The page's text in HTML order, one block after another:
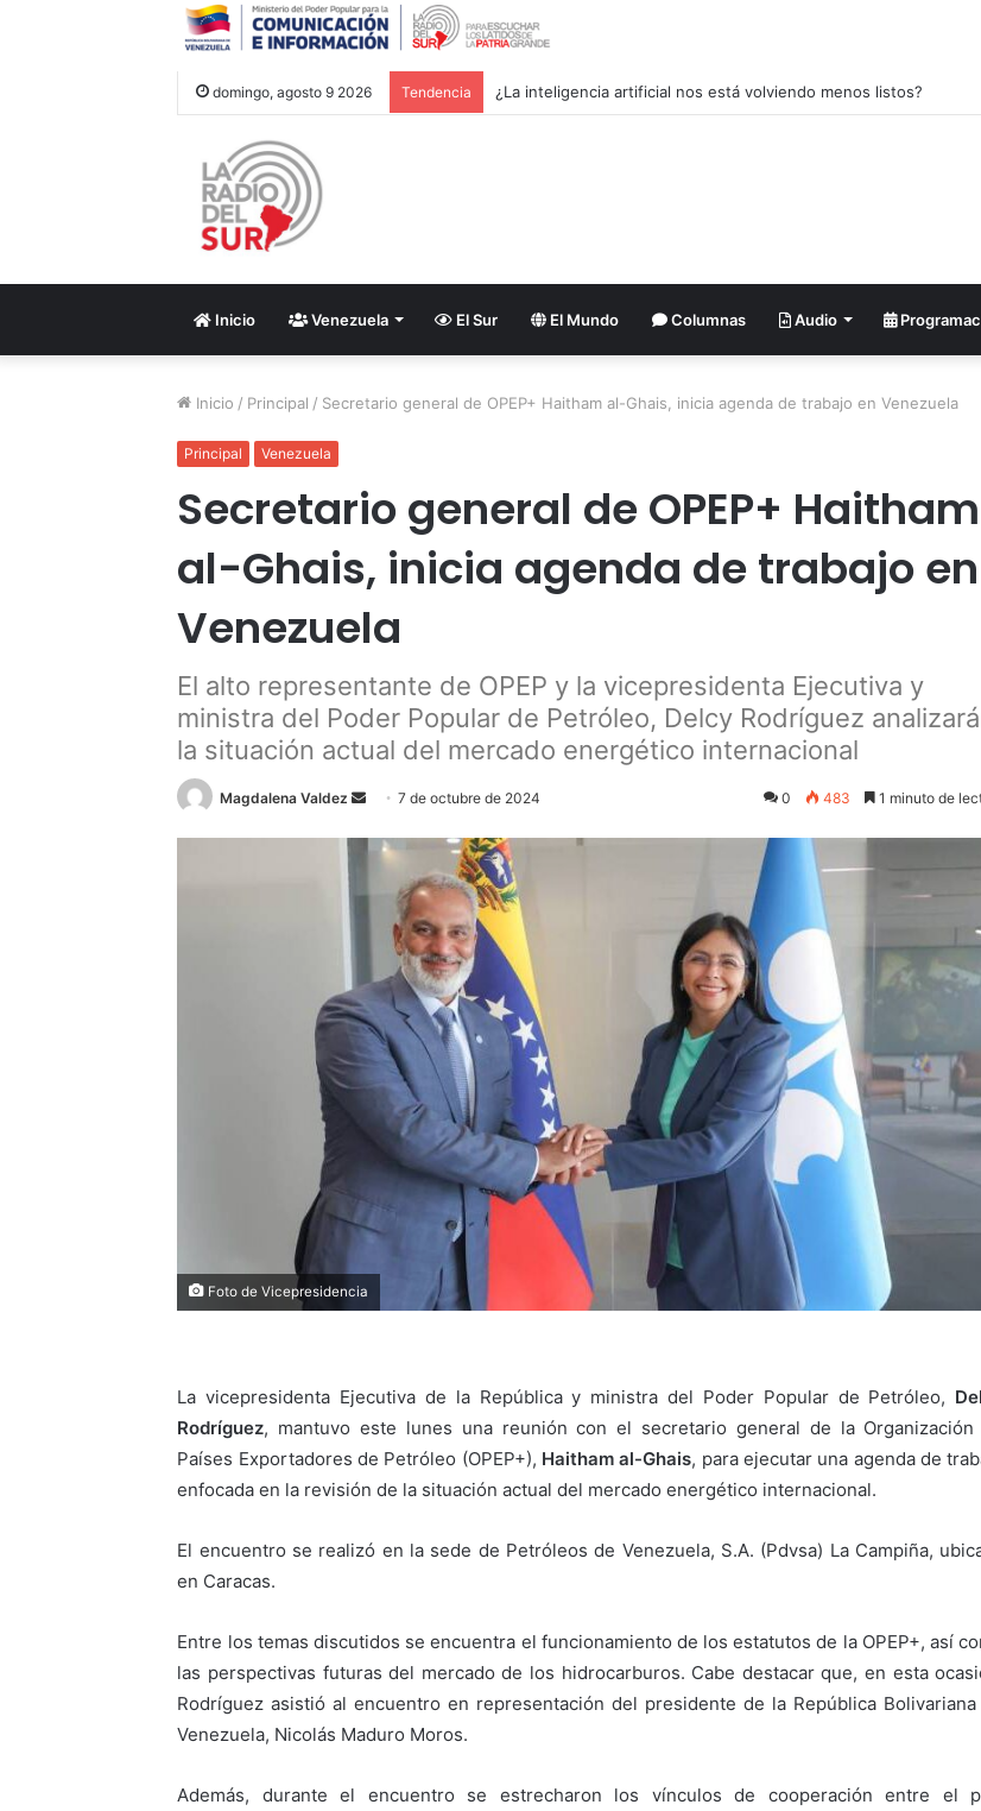
domingo, agosto 9 2026 Tendencia Groenlandia lanza una fuerte advertencia a empresa petrolera
Inicio Venezuela El Sur El Mundo Columnas Audio
Inicio / Principal / Secretario general de OPEP+ Haitham al-Ghais, inicia agenda de trabajo en Venezuela
Principal Venezuela
Secretario general de OPEP+ Haitham
al-Ghais, inicia agenda de trabajo en
Venezuela
El alto representante de OPEP y la vicepresidenta Ejecutiva y
ministra del Poder Popular de Petróleo, Delcy Rodríguez
la situación actual del mercado energético internacional
Magdalena Valdez
Send
email
7 de octubre de 2024 0 483 1 minuto de
Foto de Vicepresidencia
La vicepresidenta Ejecutiva de la República y ministra del Poder Popular de Petróleo,
Rodríguez, mantuvo este lunes una reunión con el secretario general de la Organización
Países Exportadores de Petróleo (OPEP+), Haitham al-Ghais, para ejecutar una agenda de
enfocada en la revisión de la situación actual del mercado energético internacional.
El encuentro se realizó en la sede de Petróleos de Venezuela, S.A. (Pdvsa) La Campiña,
en Caracas.
Entre los temas discutidos se encuentra el funcionamiento de los estatutos de la OPEP+, así
las perspectivas futuras del mercado de los hidrocarburos. Cabe destacar que, en esta
Rodríguez asistió al encuentro en representación del presidente de la República Bolivariana
Venezuela, Nicolás Maduro Moros.
Además, durante el encuentro se estrecharon los vínculos de cooperación entre el